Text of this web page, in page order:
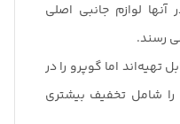
لوازم جانبی اصلی
رسند.
تهیه‌اند اما گوپرو را در
شامل تخفیف بیشتری